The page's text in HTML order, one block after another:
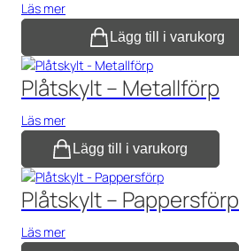
Läs mer
Lägg till i varukorg
Plåtskylt – Metallförp
Läs mer
Lägg till i varukorg
Plåtskylt – Pappersförp
Läs mer